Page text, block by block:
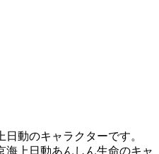
動のキャラクターです。
上日動あんしん生命のキャ